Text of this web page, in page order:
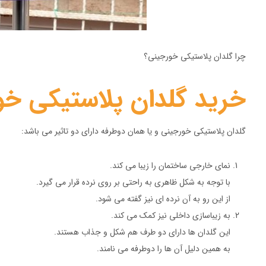
چرا گلدان پلاستیکی خورجینی؟
خرید گلدان پلاستیکی
گلدان پلاستیکی خورجینی و یا همان دوطرفه دارای دو تاثیر می باشد:
نمای خارجی ساختمان را زیبا می کند.
با توجه به شکل ظاهری به راحتی بر روی نرده قرار می گیرد.
از این رو به آن نرده ای نیز گفته می شود.
به زیباسازی داخلی نیز کمک می کند.
این گلدان ها دارای دو طرف هم شکل و جذاب هستند.
به همین دلیل آن ها را دوطرفه می نامند.